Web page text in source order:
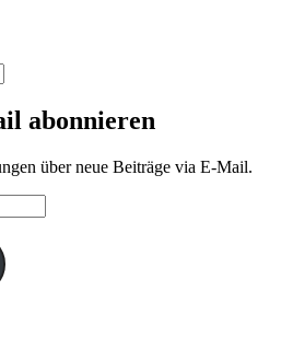
abonnieren
über neue Beiträge via E-Mail.